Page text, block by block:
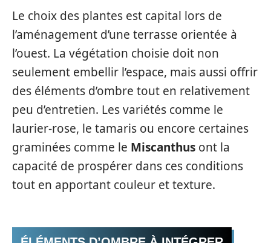
Le choix des plantes est capital lors de
l’aménagement d’une terrasse orientée à
l’ouest. La végétation choisie doit non
seulement embellir l’espace, mais aussi offrir
des éléments d’ombre tout en relativement
peu d’entretien. Les variétés comme le
laurier-rose, le tamaris ou encore certaines
graminées comme le Miscanthus ont la
capacité de prospérer dans ces conditions
tout en apportant couleur et texture.